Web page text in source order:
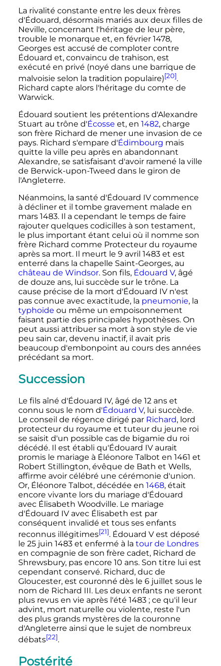
La rivalité constante entre les deux frères
d'Édouard, désormais mariés aux deux filles de
Neville, concernant l'héritage de leur père,
trouble le monarque et, en février 1478,
Georges est accusé de comploter contre
Édouard et, convaincu de trahison, est
exécuté en privé (noyé dans une barrique de
malvoisie selon la tradition populaire)[20].
Richard capte alors l'héritage du comte de
Warwick.
Édouard soutient les prétentions d'Alexandre
Stuart au trône d'Écosse et, en 1482, charge
son frère Richard de mener une invasion de ce
pays. Richard s'empare d'Édimbourg mais
quitte la ville peu après en abandonnant
Alexandre, se satisfaisant d'avoir ramené la ville
de Berwick-upon-Tweed dans le giron de
l'Angleterre.
Néanmoins, la santé d'Édouard IVcommence
à décliner et il tombe gravement malade en
mars 1483. Il a cependant le temps de faire
rajouter quelques codicilles à son testament,
le plus important étant celui où il nomme son
frère Richard comme Protecteur du royaume
après sa mort. Il meurt le 9 avril 1483et est
enterré dans la chapelle Saint-Georges, au
château de Windsor. Son fils, Édouard V, âgé
de douze ans, lui succède sur le trône. La
cause précise de la mort d'Édouard IVn'est
pas connue avec exactitude, la pneumonie, la
typhoïde ou même un empoisonnement
faisant partie des principales hypothèses. On
peut aussi attribuer sa mort à son style de vie
peu sain car, devenu inactif, il avait pris
beaucoup d'embonpoint au cours des années
précédant sa mort.
Succession
Le fils aîné d'Édouard IV, âgé de 12 ans et
connu sous le nom d'Édouard V, lui succède.
Le conseil de régence dirigé par Richard, lord
protecteur du royaume et tuteur du jeune roi
se saisit d'un possible cas de bigamie du roi
décédé. Il est établi qu'Édouard IVaurait
promis le mariage à Éléonore Talbot en 1461 et
Robert Stillington, évêque de Bath et Wells,
affirme avoir célébré une cérémonie d'union.
Or, Éléonore Talbot, décédée en 1468, était
encore vivante lors du mariage d'Édouard
avec Élisabeth Woodville. Le mariage
d'Édouard IVavec Élisabeth est par
conséquent invalidé et tous ses enfants
reconnus illégitimes[21]. Édouard Vest déposé
le 25 juin 1483et enfermé à la tour de Londres
en compagnie de son frère cadet, Richard de
Shrewsbury, pas encore 10 ans. Son titre lui est
cependant conservé. Richard, duc de
Gloucester, est couronné dès le 6 juillet sous le
nom de Richard III. Les deux enfants ne seront
plus revus en vie après l'été 1483 ; ce qu'il leur
advint, mort naturelle ou violente, reste l'un
des plus grands mystères de la couronne
d'Angleterre ainsi que le sujet de nombreux
débats[22].
Postérité